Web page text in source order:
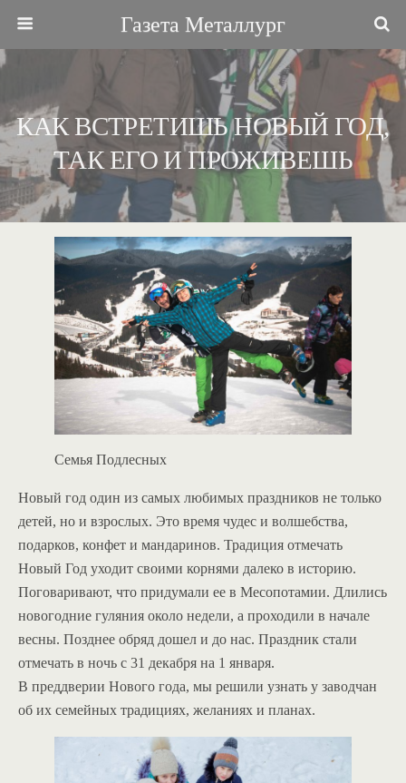
Газета Металлург
КАК ВСТРЕТИШЬ НОВЫЙ ГОД,
ТАК ЕГО И ПРОЖИВЕШЬ
Семья Подлесных
Новый год один из самых любимых праздников не только
детей, но и взрослых. Это время чудес и волшебства,
подарков, конфет и мандаринов. Традиция отмечать
Новый Год уходит своими корнями далеко в историю.
Поговаривают, что придумали ее в Месопотамии. Длились
новогодние гуляния около недели, а проходили в начале
весны. Позднее обряд дошел и до нас. Праздник стали
отмечать в ночь с 31 декабря на 1 января.
В преддверии Нового года, мы решили узнать у заводчан
об их семейных традициях, желаниях и планах.